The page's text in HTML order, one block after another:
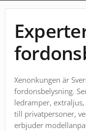
Xenonkungen är
fordonsbelysning.
ledramper,
till privatpersoner,
erbjuder